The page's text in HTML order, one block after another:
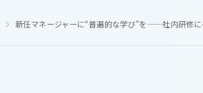
新任マネージャーに“普遍的な学び”を——社内研修